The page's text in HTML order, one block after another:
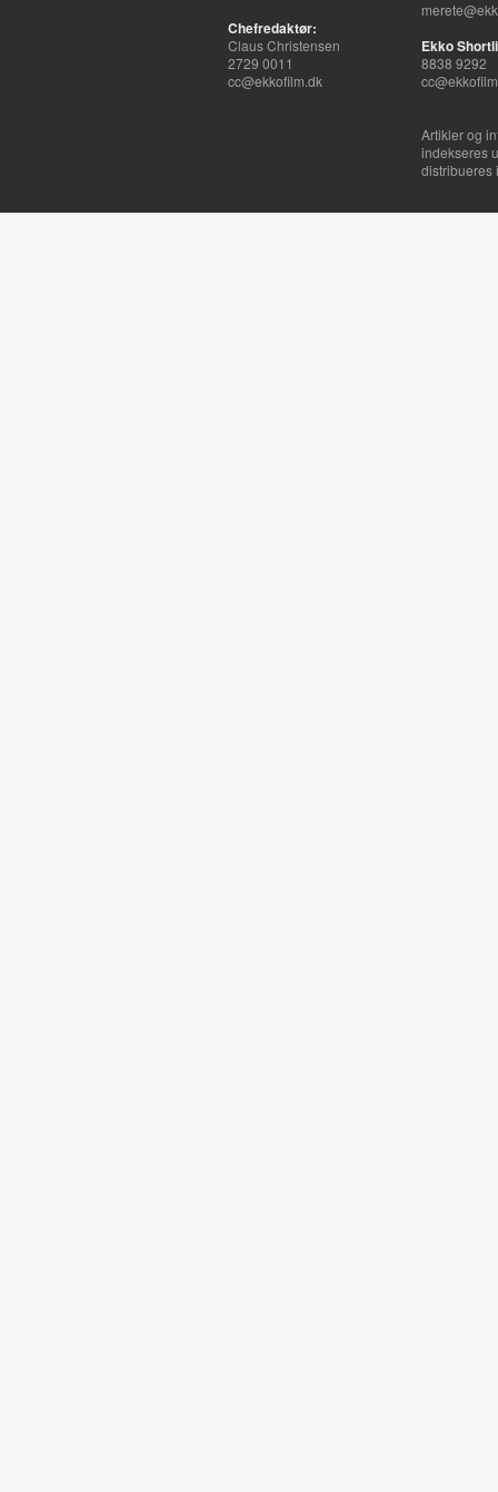
Chefredaktør:
Claus Christensen
2729 0011
cc@ekkofilm.dk
Ekko
8838 9292
Artikler og
indekseres
distribueres